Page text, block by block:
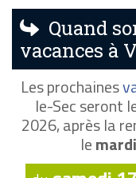
Quand
vacances à
Les prochaines
le-Sec seront
2026, après la
le